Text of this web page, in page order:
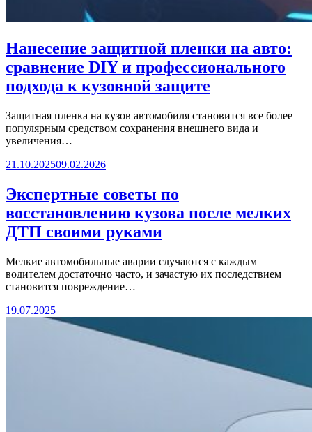
Нанесение защитной пленки на авто:
сравнение DIY и профессионального
подхода к кузовной защите
Защитная пленка на кузов автомобиля становится все более
популярным средством сохранения внешнего вида и
увеличения…
21.10.202509.02.2026
Экспертные советы по
восстановлению кузова после мелких
ДТП своими руками
Мелкие автомобильные аварии случаются с каждым
водителем достаточно часто, и зачастую их последствием
становится повреждение…
19.07.2025